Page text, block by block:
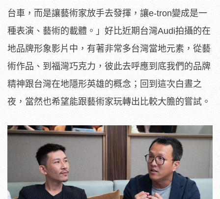
台車，而是讓藝術家放手去發揮，讓e-tron變成是一
種表演、藝術的載體。」好比近期台灣Audi拍攝的在
地品牌形象影片中，有著非常多台灣當地元素，從藝
術作品、到福灣巧克力，彼此去呼應到底我們的品牌
精神跟台灣在地隱形英雄的概念；回到這次白晝之
夜，當然也希望能跟藝術家玩轉出比較大膽的嘗試。